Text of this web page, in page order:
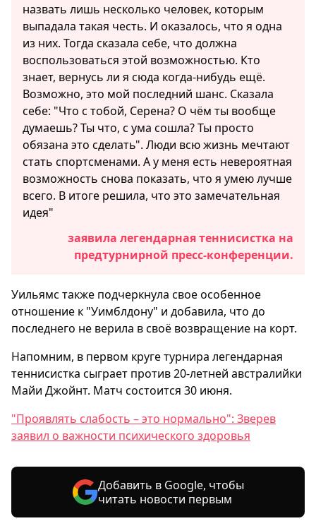
назвать лишь несколько человек, которым
выпадала такая честь. И оказалось, что я одна
из них. Тогда сказала себе, что должна
воспользоваться этой возможностью. Кто
знает, вернусь ли я сюда когда-нибудь ещё.
Возможно, это мой последний шанс. Сказала
себе: "Что с тобой, Серена? О чём ты вообще
думаешь? Ты что, с ума сошла? Ты просто
обязана это сделать". Люди всю жизнь мечтают
стать спортсменами. А у меня есть невероятная
возможность снова показать, что я умею лучше
всего. В итоге решила, что это замечательная
идея"
заявила легендарная теннисистка на
предтурнирной пресс-конференции.
Уильямс также подчеркнула свое особенное
отношение к "Уимблдону" и добавила, что до
последнего не верила в своё возвращение на корт.
Напомним, в первом круге турнира легендарная
теннисистка сыграет против 20-летней австралийки
Майи Джойнт. Матч состоится 30 июня.
"Проявлять слабость – это нормально": Зверев
заявил о важности психического здоровья
Добавить в Google, чтобы
читать новости первым